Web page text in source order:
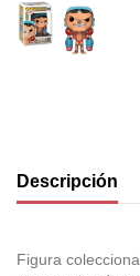
Descripción
Figura